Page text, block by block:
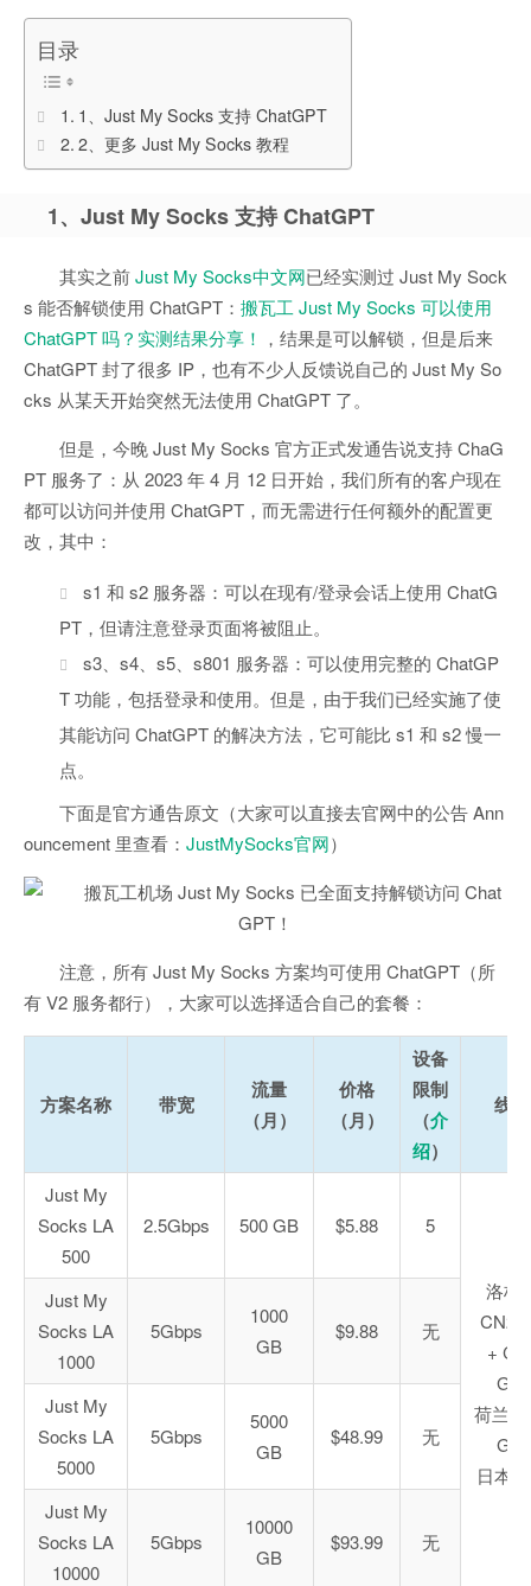
目录
1、Just My Socks 支持 ChatGPT
2、更多 Just My Socks 教程
1、Just My Socks 支持 ChatGPT
其实之前Just My Socks中文网已经实测过 Just My Sock
s 能否解锁使用 ChatGPT： 搬瓦工 Just My Socks 可以使用
ChatGPT 吗？实测结果分享！ ，结果是可以解锁，但是后来
ChatGPT 封了很多 IP，也有不少人反馈说自己的 Just My So
cks 从某天开始突然无法使用 ChatGPT 了。
但是，今晚 Just My Socks 官方正式发通告说支持 ChaG
PT 服务了：从 2023 年 4 月 12 日开始，我们所有的客户现在
都可以访问并使用 ChatGPT，而无需进行任何额外的配置更
改，其中：
s1 和 s2 服务器：可以在现有/登录会话上使用 ChatG
PT，但请注意登录页面将被阻止。
s3、s4、s5、s801 服务器：可以使用完整的 ChatGP
T 功能，包括登录和使用。但是，由于我们已经实施了使
其能访问 ChatGPT 的解决方法，它可能比 s1 和 s2 慢一
点。
下面是官方通告原文（大家可以直接去官网中的公告 Ann
ouncement 里查看： JustMySocks官网）
注意，所有 Just My Socks 方案均可使用 ChatGPT（所
有 V2 服务都行），大家可以选择适合自己的套餐：
方案名称 带宽
流量
（月）
价格
（月）
设备
限制
（介
绍）
线路
Just My
Socks LA
500
2.5Gbps 500 GB $5.88 5
洛杉
CN2
+
GIA
荷兰
GIA
日本
Just My
Socks LA
1000
5Gbps
1000
GB
$9.88 无
Just My
Socks LA
5000
5Gbps
5000
GB
$48.99 无
Just My
Socks LA
10000
5Gbps
10000
GB
$93.99 无